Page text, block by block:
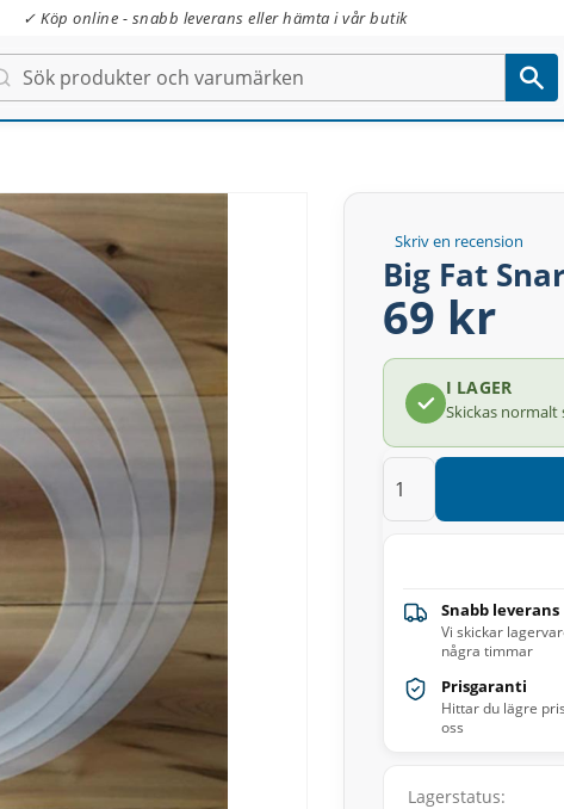
✓ Köp online - snabb leverans eller hämta i vår butik
Skriv en recension
Big Fat
69 kr
I LAGER
Skickas normalt
Snabb leverans
Vi skickar
några timmar
Prisgaranti
Hittar du lägre
oss
Lagerstatus